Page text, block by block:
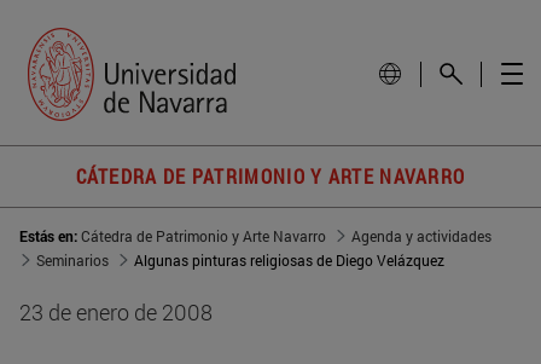
CÁTEDRA DE PATRIMONIO Y ARTE NAVARRO
Estás en:Cátedra de Patrimonio y Arte Navarro
Agenda y actividades
Seminarios
Algunas pinturas religiosas de Diego Velázquez
23 de enero de 2008